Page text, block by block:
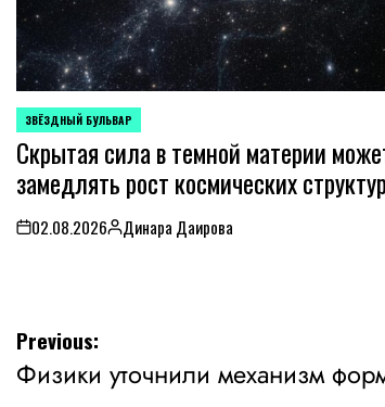
POSTED
IN
ЗВЁЗДНЫЙ БУЛЬВАР
Скрытая сила в темной материи
замедлять рост космических структур
on02.08.2026Posted
Динара Даирова
Навигация
по
Previous:
Физики уточнили механизм